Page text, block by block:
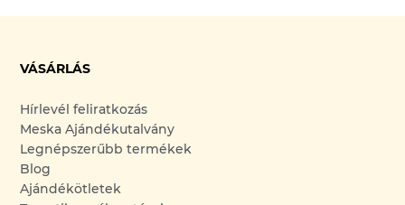
VÁSÁRLÁS
Hírlevél feliratkozás
Meska Ajándékutalvány
Legnépszerűbb termékek
Blog
Ajándékötletek